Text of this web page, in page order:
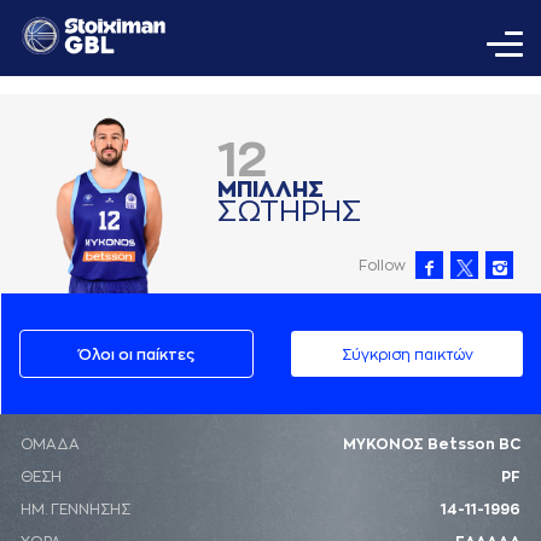
12
ΜΠΙΛΛΗΣ
ΣΩΤΗΡΗΣ
Follow
Όλοι οι παίκτες Σύγκριση παικτών
ΟΜΑΔΑ ΜΥΚΟΝΟΣ Betsson BC
ΘΕΣΗ PF
ΗΜ. ΓΕΝΝΗΣΗΣ 14-11-1996